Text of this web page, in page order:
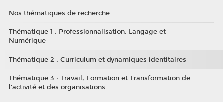
Nos thématiques de recherche
Thématique 1 : Professionnalisation, Langage et
Numérique
Thématique 2 : Curriculum et dynamiques identitaires
Thématique 3 : Travail, Formation et Transformation de
l’activité et des organisations